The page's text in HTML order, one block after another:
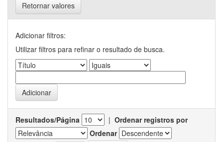
Retornar valores
Adicionar filtros:
Utilizar filtros para refinar o resultado de busca.
Resultados/Página | Ordenar registros por
Ordenar